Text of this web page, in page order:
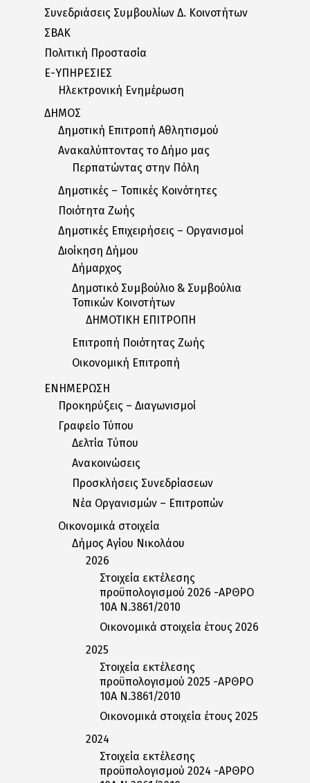
Συνεδριάσεις Συμβουλίων Δ. Κοινοτήτων
ΣΒΑΚ
Πολιτική Προστασία
E-ΥΠΗΡΕΣΙΕΣ
Ηλεκτρονική Ενημέρωση
ΔΗΜΟΣ
Δημοτική Επιτροπή Αθλητισμού
Ανακαλύπτοντας το Δήμο μας
Περπατώντας στην Πόλη
Δημοτικές – Τοπικές Κοινότητες
Ποιότητα Ζωής
Δημοτικές Επιχειρήσεις – Οργανισμοί
Διοίκηση Δήμου
Δήμαρχος
Δημοτικό Συμβούλιο & Συμβούλια
Τοπικών Κοινοτήτων
ΔΗΜΟΤΙΚΗ ΕΠΙΤΡΟΠΗ
Επιτροπή Ποιότητας Ζωής
Οικονομική Επιτροπή
ΕΝΗΜΕΡΩΣΗ
Προκηρύξεις – Διαγωνισμοί
Γραφείο Τύπου
Δελτία Tύπου
Ανακοινώσεις
Προσκλήσεις Συνεδρίασεων
Nέα Oργανισμών – Eπιτροπών
Οικονομικά στοιχεία
Δήμος Αγίου Νικολάου
2026
Στοιχεία εκτέλεσης
προϋπολογισμού 2026 -ΑΡΘΡΟ
10Α Ν.3861/2010
Οικονομικά στοιχεία έτους 2026
2025
Στοιχεία εκτέλεσης
προϋπολογισμού 2025 -ΑΡΘΡΟ
10Α Ν.3861/2010
Οικονομικά στοιχεία έτους 2025
2024
Στοιχεία εκτέλεσης
προϋπολογισμού 2024 -ΑΡΘΡΟ